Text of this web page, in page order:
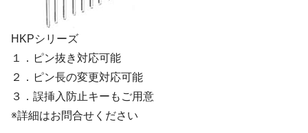
HKPシリーズ
１．ピン抜き対応可能
２．ピン長の変更対応可能
３．誤挿入防止キーもご用意
※詳細はお問合せください